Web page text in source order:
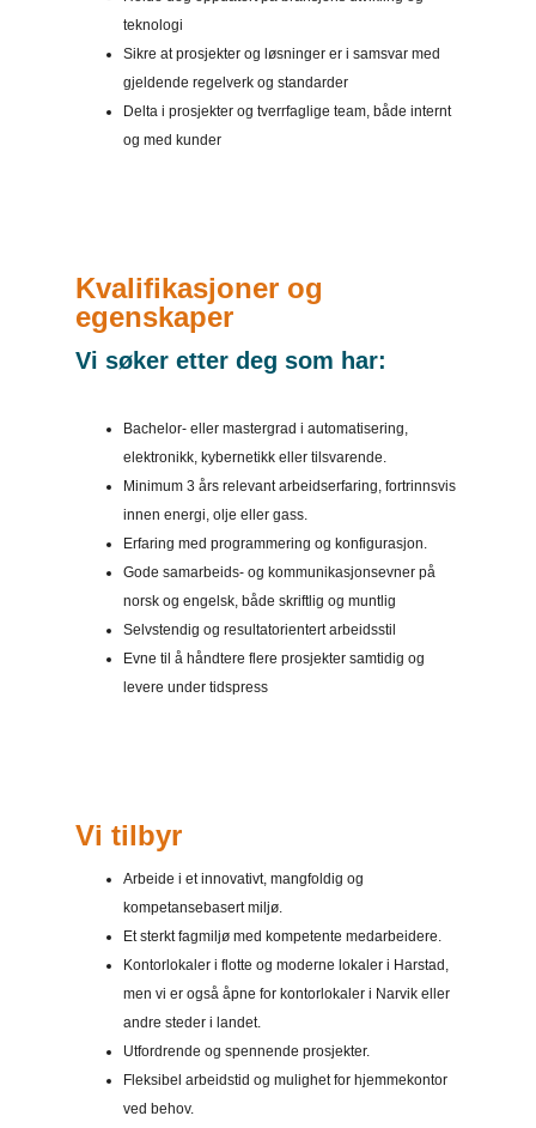
teknologi
Sikre at prosjekter og løsninger er i samsvar med
gjeldende regelverk og standarder
Delta i prosjekter og tverrfaglige team, både internt
og med kunder
Kvalifikasjoner og
egenskaper
Vi søker etter deg som har:
Bachelor- eller mastergrad i automatisering,
elektronikk, kybernetikk eller tilsvarende.
Minimum 3 års relevant arbeidserfaring, fortrinnsvis
innen energi, olje eller gass.
Erfaring med programmering og konfigurasjon.
Gode samarbeids- og kommunikasjonsevner på
norsk og engelsk, både skriftlig og muntlig
Selvstendig og resultatorientert arbeidsstil
Evne til å håndtere flere prosjekter samtidig og
levere under tidspress
Vi tilbyr
Arbeide i et innovativt, mangfoldig og
kompetansebasert miljø.
Et sterkt fagmiljø med kompetente medarbeidere.
Kontorlokaler i flotte og moderne lokaler i Harstad,
men vi er også åpne for kontorlokaler i Narvik eller
andre steder i landet.
Utfordrende og spennende prosjekter.
Fleksibel arbeidstid og mulighet for hjemmekontor
ved behov.